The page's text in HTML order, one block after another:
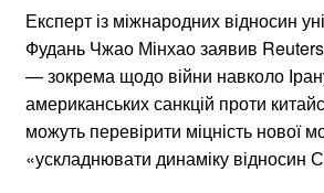
Експерт із міжнародних відносин
Фудань Чжао Мінхао заявив
— зокрема щодо війни навколо
американських санкцій проти
можуть перевірити міцність нової
«ускладнювати динаміку